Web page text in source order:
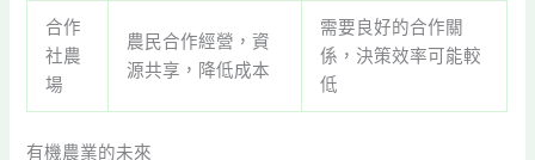
合作
社農
場
農民合作經營，資
源共享，降低成本
需要良好的合作關
係，決策效率可能較
低
有機農業的未來